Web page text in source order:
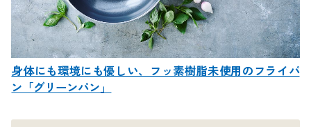
身体にも環境にも優しい、フッ素樹脂未使用のフライパ
ン「グリーンパン」